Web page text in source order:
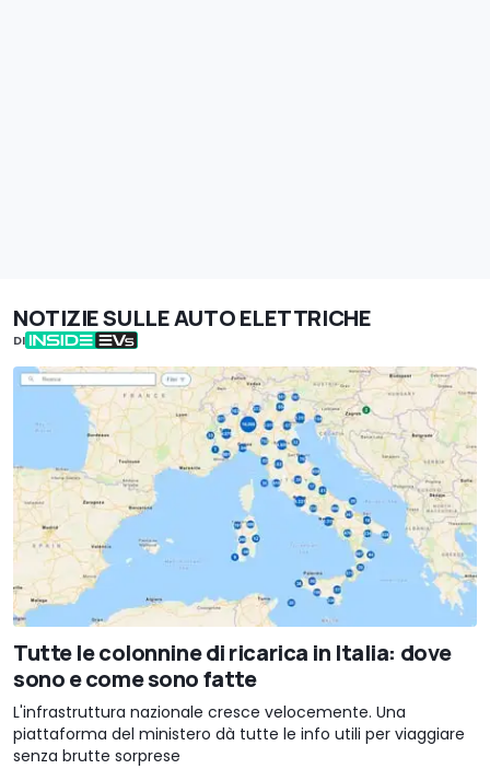
NOTIZIE SULLE AUTO ELETTRICHE
DI
Tutte le colonnine di ricarica in Italia: dove
sono e come sono fatte
L'infrastruttura nazionale cresce velocemente. Una
piattaforma del ministero dà tutte le info utili per viaggiare
senza brutte sorprese